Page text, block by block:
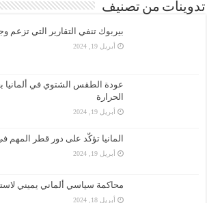
تدوينات من تصنيف
بيربوك تنفي التقارير التي تزعم
أبريل 19, 2024
عودة الطقس الشتوي في ألمانيا
الحرارة
أبريل 19, 2024
المانيا تؤكّد على دور قطر
أبريل 19, 2024
محاكمة سياسي ألماني يميني
أبريل 18, 2024